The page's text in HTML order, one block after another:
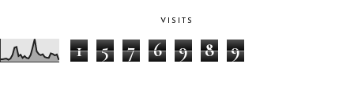
VISITS
1 5 7 6 9 8 9